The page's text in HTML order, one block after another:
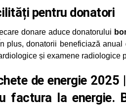
pentru donatori
donare aduce donatorului
plus, donatorii beneficiază
și examene radiologice
de energie
factura la energie.